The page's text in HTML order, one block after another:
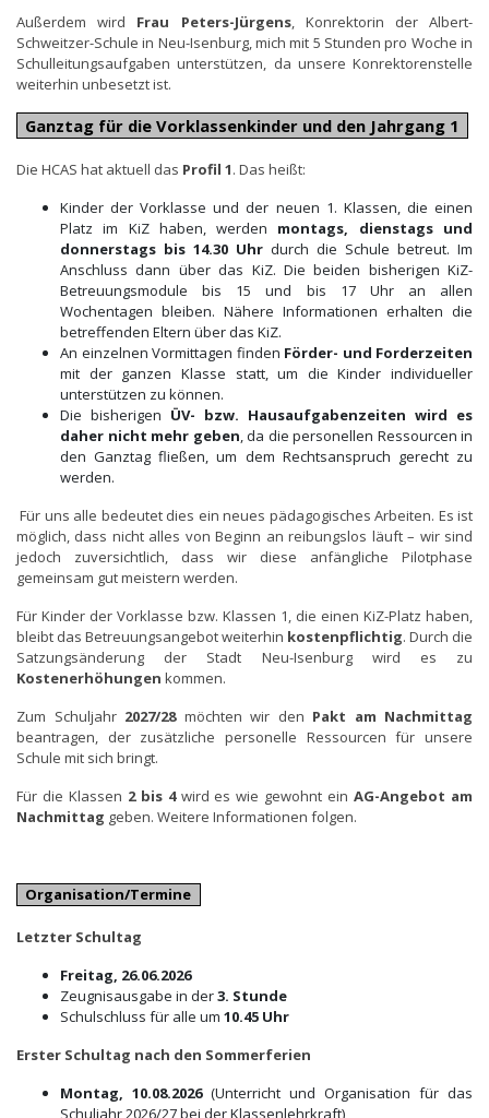
Außerdem wird Frau Peters-Jürgens, Konrektorin der Albert-
Schweitzer-Schule in Neu-Isenburg, mich mit 5 Stunden pro Woche in
Schulleitungsaufgaben unterstützen, da unsere Konrektorenstelle
weiterhin unbesetzt ist.
Ganztag für die Vorklassenkinder und den Jahrgang 1
Die HCAS hat aktuell das Profil 1. Das heißt:
Kinder der Vorklasse und der neuen 1. Klassen, die einen
Platz im KiZ haben, werden montags, dienstags und
donnerstags bis 14.30 Uhr durch die Schule betreut. Im
Anschluss dann über das KiZ. Die beiden bisherigen KiZ-
Betreuungsmodule bis 15 und bis 17 Uhr an allen
Wochentagen bleiben. Nähere Informationen erhalten die
betreffenden Eltern über das KiZ.
An einzelnen Vormittagen finden Förder- und Forderzeiten
mit der ganzen Klasse statt, um die Kinder individueller
unterstützen zu können.
Die bisherigen ÜV- bzw. Hausaufgabenzeiten wird es
daher nicht mehr geben, da die personellen Ressourcen in
den Ganztag fließen, um dem Rechtsanspruch gerecht zu
werden.
Für uns alle bedeutet dies ein neues pädagogisches Arbeiten. Es ist
möglich, dass nicht alles von Beginn an reibungslos läuft – wir sind
jedoch zuversichtlich, dass wir diese anfängliche Pilotphase
gemeinsam gut meistern werden.
Für Kinder der Vorklasse bzw. Klassen 1, die einen KiZ-Platz haben,
bleibt das Betreuungsangebot weiterhin kostenpflichtig. Durch die
Satzungsänderung der Stadt Neu-Isenburg wird es zu
Kostenerhöhungen kommen.
Zum Schuljahr 2027/28möchten wir den Pakt am Nachmittag
beantragen, der zusätzliche personelle Ressourcen für unsere
Schule mit sich bringt.
Für die Klassen 2 bis 4wird es wie gewohnt einAG-Angebot am
Nachmittag geben. Weitere Informationen folgen.
Organisation/Termine
Letzter Schultag
Freitag, 26.06.2026
Zeugnisausgabe in der3. Stunde
Schulschluss für alle um 10.45 Uhr
Erster Schultag nach den Sommerferien
Montag, 10.08.2026(Unterricht und Organisation für das
Schuljahr 2026/27 bei der Klassenlehrkraft)